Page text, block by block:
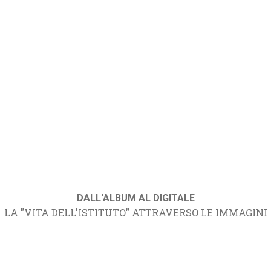
DALL'ALBUM AL DIGITALE
LA "VITA DELL'ISTITUTO" ATTRAVERSO LE IMMAGINI